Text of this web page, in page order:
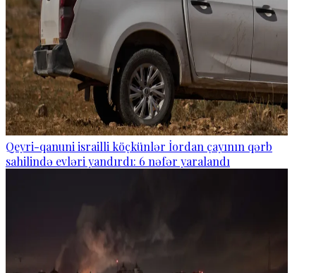
Qeyri-qanuni israilli köçkünlər İordan çayının qərb
sahilində evləri yandırdı: 6 nəfər yaralandı